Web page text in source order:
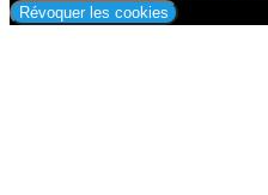
Révoquer les cookies